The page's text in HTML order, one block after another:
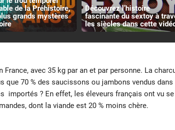
de la Préhistoire,
grands mystères
Découvrez l’histoire
fascinante du sextoy à
les siècles dans cette
avec 35 kg par an et par personne. La
que 70 % des saucissons ou jambons vendus
importés ? En effet, les éleveurs français ont vu
dont la viande est 20 % moins chère.